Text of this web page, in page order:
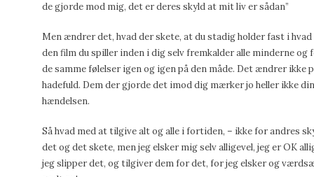
de gjorde mod mig, det er deres skyld at mit liv er sådan”
Men ændrer det, hvad der skete, at du stadig holder fast i
den film du spiller inden i dig selv fremkalder alle minderne og
de samme følelser igen og igen på den måde. Det ændrer ikke
hadefuld. Dem der gjorde det imod dig mærker jo heller ikke
hændelsen.
Så hvad med at tilgive alt og alle i fortiden, – ikke for andres
det og det skete, men jeg elsker mig selv alligevel, jeg er OK
jeg slipper det, og tilgiver dem for det, for jeg elsker og